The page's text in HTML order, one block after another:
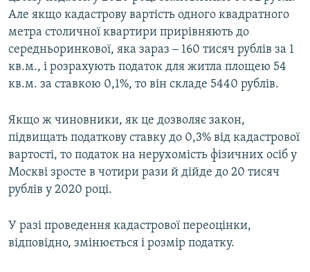
Але якщо кадастрову вартість одного квадратного
метра столичної квартири прирівняють до
середньоринкової, яка зараз ‒ 160 тисяч рублів за 1
кв.м., і розрахують податок для житла площею 54
кв.м. за ставкою 0,1%, то він складе 5440 рублів.
Якщо ж чиновники, як це дозволяє закон,
підвищать податкову ставку до 0,3% від кадастрової
вартості, то податок на нерухомість фізичних осіб у
Москві зросте в чотири рази й дійде до 20 тисяч
рублів у 2020 році.
У разі проведення кадастрової переоцінки,
відповідно, змінюється і розмір податку.